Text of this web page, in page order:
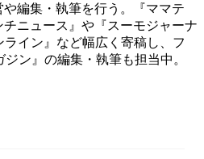
編集・執筆を行う。『ママテ
ニュース』や『スーモジャーナ
イン』など幅広く寄稿し、フ
ン』の編集・執筆も担当中。